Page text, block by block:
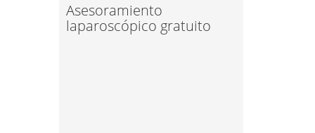
Asesoramiento
laparoscópico gratuito